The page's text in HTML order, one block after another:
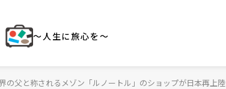
～人生に旅心を～
の父と称されるメゾン「ルノートル」のショップが日本再上陸